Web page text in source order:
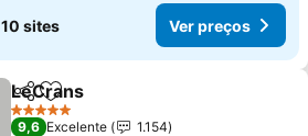
10 sites Ver preços
PartilharAdicionar aos favoritos
LeCrans
5 Estrelas
9,6 Excelente
1.154